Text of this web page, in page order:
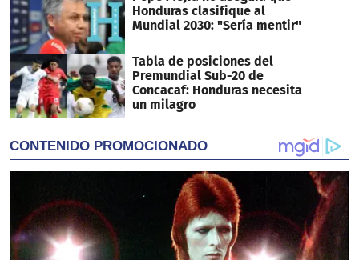
Honduras clasifique al
Mundial 2030: "Sería mentir"
Tabla de posiciones del
Premundial Sub-20 de
Concacaf: Honduras necesita
un milagro